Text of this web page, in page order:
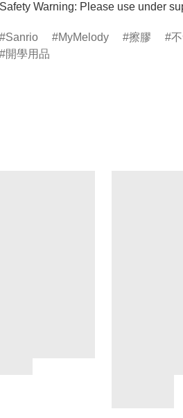
Safety Warning: Please use under
Sanrio MyMelody 擦膠
開學用品